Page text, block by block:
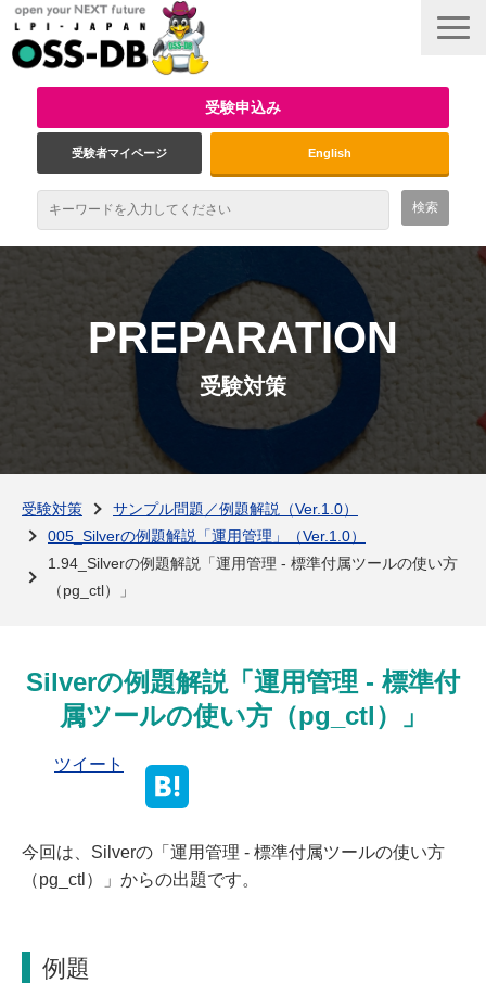
受験申込み
受験者マイページ English
試験概要
資格取得のメリット
受験対策
PREPARATION
受験対策
受験対策
サンプル問題／例題解説（Ver.1.0）
005_Silverの例題解説「運用管理」（Ver.1.0）
1.94_Silverの例題解説「運用管理 - 標準付属ツールの使い方
（pg_ctl）」
Silverの例題解説「運用管理 - 標準付
属ツールの使い方（pg_ctl）」
ツイート
今回は、Silverの「運用管理 - 標準付属ツールの使い方
（pg_ctl）」からの出題です。
例題